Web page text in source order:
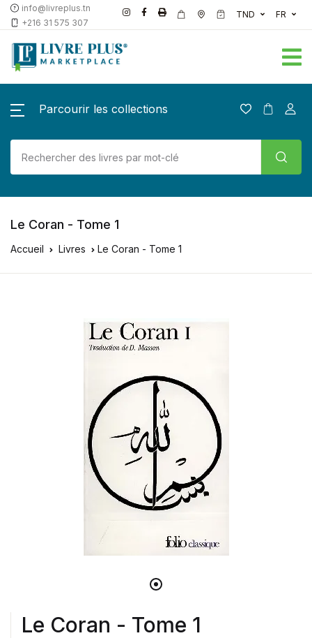
info@livreplus.tn
+216 31 575 307
TND FR
Parcourir les collections
Le Coran - Tome 1
Accueil Livres Le Coran - Tome 1
Le Coran - Tome 1